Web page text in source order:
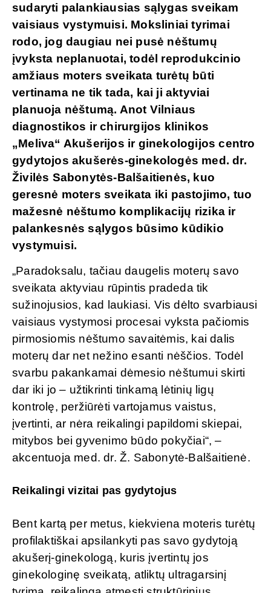
sudaryti palankiausias sąlygas sveikam
vaisiaus vystymuisi. Moksliniai tyrimai
rodo, jog daugiau nei pusė nėštumų
įvyksta neplanuotai, todėl reprodukcinio
amžiaus moters sveikata turėtų būti
vertinama ne tik tada, kai ji aktyviai
planuoja nėštumą. Anot Vilniaus
diagnostikos ir chirurgijos klinikos
„Meliva“ Akušerijos ir ginekologijos centro
gydytojos akušerės-ginekologės med. dr.
Živilės Sabonytės-Balšaitienės, kuo
geresnė moters sveikata iki pastojimo, tuo
mažesnė nėštumo komplikacijų rizika ir
palankesnės sąlygos būsimo kūdikio
vystymuisi.
„Paradoksalu, tačiau daugelis moterų savo
sveikata aktyviau rūpintis pradeda tik
sužinojusios, kad laukiasi. Vis dėlto svarbiausi
vaisiaus vystymosi procesai vyksta pačiomis
pirmosiomis nėštumo savaitėmis, kai dalis
moterų dar net nežino esanti nėščios. Todėl
svarbu pakankamai dėmesio nėštumui skirti
dar iki jo – užtikrinti tinkamą lėtinių ligų
kontrolę, peržiūrėti vartojamus vaistus,
įvertinti, ar nėra reikalingi papildomi skiepai,
mitybos bei gyvenimo būdo pokyčiai“, –
akcentuoja med. dr. Ž. Sabonytė-Balšaitienė.
Reikalingi vizitai pas gydytojus
Bent kartą per metus, kiekviena moteris turėtų
profilaktiškai apsilankyti pas savo gydytoją
akušerį-ginekologą, kuris įvertintų jos
ginekologinę sveikatą, atliktų ultragarsinį